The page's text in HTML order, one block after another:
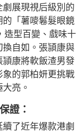
展現視后級別的
的「薯嘜鬈髮眼鏡
造型百變、戲味十
自如。張頴康與
康將軟飯渣男發
的郭柏妍更挑戰
亮。
證：
了近年爆款港劇